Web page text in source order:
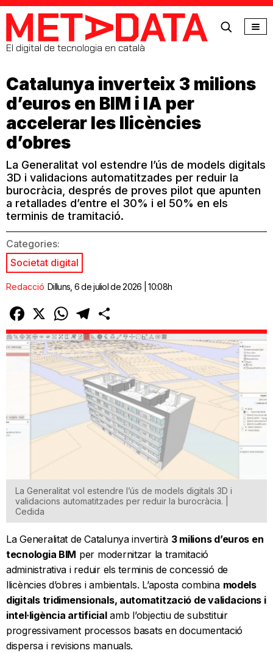
MetaData
El digital de tecnologia en català
Catalunya inverteix 3 milions
d’euros en BIM i IA per
accelerar les llicències
d’obres
La Generalitat vol estendre l’ús de models digitals
3D i validacions automatitzades per reduir la
burocràcia, després de proves pilot que apunten
a retallades d’entre el 30% i el 50% en els
terminis de tramitació.
Categories:
Societat digital
Redacció Dilluns, 6 de juliol de 2026 | 10:08h
Facebook
X WhatsAppTelegram
La Generalitat vol estendre l’ús de models digitals 3D i
validacions automatitzades per reduir la burocràcia. |
Cedida
La Generalitat de Catalunya invertirà 3 milions d’euros en
tecnologia BIM per modernitzar la tramitació
administrativa i reduir els terminis de concessió de
llicències d’obres i ambientals. L’aposta combina models
digitals tridimensionals, automatització de validacions i
intel·ligència artificialamb l’objectiu de substituir
progressivament processos basats en documentació
dispersa i revisions manuals.